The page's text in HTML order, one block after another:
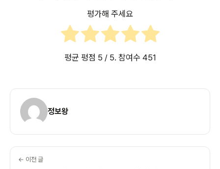
평가해 주세요
평균 평점 5 / 5. 참여수 451
정보왕
← 이전 글